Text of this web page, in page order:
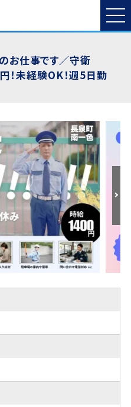
お仕事です／守衛
未経験OK！週5日勤